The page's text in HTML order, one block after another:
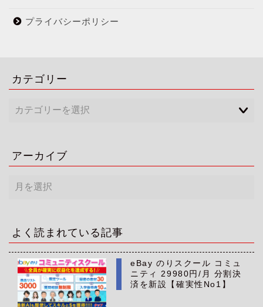
プライバシーポリシー
カテゴリー
アーカイブ
ー
ブ
よく読まれている記事
eBay のりスクール コミュ
ニティ 29980円/月 分割決
済を新設【確実性No1】